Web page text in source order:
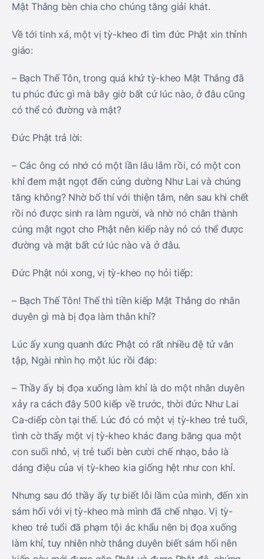
Mật Thắng bèn chia cho chúng tăng giải khát.
Về tới tinh xá, một vị tỳ-kheo đi tìm đức Phật xin thỉnh
giáo:
– Bạch Thế Tôn, trong quá khứ tỳ-kheo Mật Thắng đã
tu phúc đức gì mà bây giờ bất cứ lúc nào, ở đâu cũng
có thể có đường và mật?
Đức Phật trả lời:
– Các ông có nhớ có một lần lâu lắm rồi, có một con
khỉ đem mật ngọt đến cúng dường Như Lai và chúng
tăng không? Nhờ bố thí với thiện tâm, nên sau khi chết
rồi nó được sinh ra làm người, và nhờ nó chân thành
cúng mật ngọt cho Phật nên kiếp này nó có thể được
đường và mật bất cứ lúc nào và ở đâu.
Đức Phật nói xong, vị tỳ-kheo nọ hỏi tiếp:
– Bạch Thế Tôn! Thế thì tiền kiếp Mật Thắng do nhân
duyên gì mà bị đọa làm thân khỉ?
Lúc ấy xung quanh đức Phật có rất nhiều đệ tử vân
tập, Ngài nhìn họ một lúc rồi đáp:
– Thầy ấy bị đọa xuống làm khỉ là do một nhân duyên
xảy ra cách đây 500 kiếp về trước, thời đức Như Lai
Ca-diếp còn tại thế. Lúc đó có một vị tỳ-kheo trẻ tuổi,
tình cờ thấy một vị tỳ-kheo khác đang băng qua một
con suối nhỏ, vị trẻ tuổi bèn cười chế nhạo, bảo là
dáng điệu của vị tỳ-kheo kia giống hệt như con khỉ.
Nhưng sau đó thầy ấy tự biết lỗi lầm của mình, đến xin
sám hối với vị tỳ-kheo mà mình đã chế nhạo. Vị tỳ-
kheo trẻ tuổi đã phạm tội ác khẩu nên bị đọa xuống
làm khỉ, tuy nhiên nhờ thắng duyên biết sám hối nên